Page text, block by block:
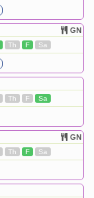
GN
Th F Sa
Th F Sa
GN
Th F Sa